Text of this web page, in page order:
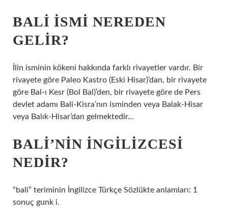
BALI ISMI NEREDEN
GELIR?
İlin isminin kökeni hakkında farklı rivayetler vardır. Bir
rivayete göre Paleo Kastro (Eski Hisar)’dan, bir rivayete
göre Bal-ı Kesr (Bol Bal)’den, bir rivayete göre de Pers
devlet adamı Bali-Kisra’nın isminden veya Balak-Hisar
veya Balık-Hisar’dan gelmektedir…
BALI’NIN İNGILIZCESI
NEDIR?
“bali” teriminin İngilizce Türkçe Sözlükte anlamları: 1
sonuç gunk i.